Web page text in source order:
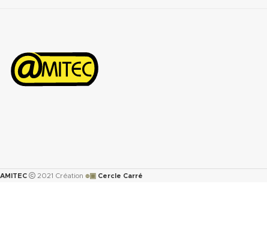
AMITEC 2021 Création ๏▣ Cercle Carré